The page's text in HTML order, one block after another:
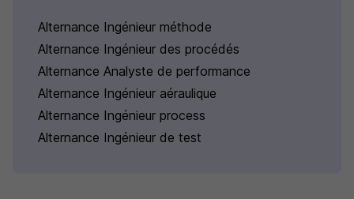
Alternance Ingénieur méthode
Alternance Ingénieur des procédés
Alternance Analyste de performance
Alternance Ingénieur aéraulique
Alternance Ingénieur process
Alternance Ingénieur de test